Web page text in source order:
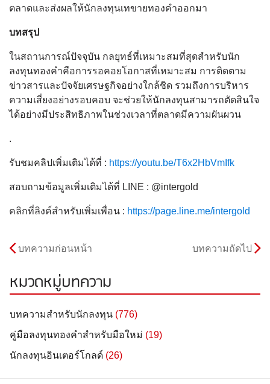
ตลาดและส่งผลให้นักลงทุนเทขายทองคำออกมา
บทสรุป
ในสถานการณ์ปัจจุบัน กลยุทธ์ที่เหมาะสมที่สุดสำหรับนัก
ลงทุนทองคำคือการรอคอยโอกาสที่เหมาะสม การติดตาม
ข่าวสารและปัจจัยเศรษฐกิจอย่างใกล้ชิด รวมถึงการบริหาร
ความเสี่ยงอย่างรอบคอบ จะช่วยให้นักลงทุนสามารถตัดสินใจ
ได้อย่างมีประสิทธิภาพในช่วงเวลาที่ตลาดมีความผันผวน
.
รับชมคลิปเพิ่มเติมได้ที่ : https://youtu.be/T6x2HbVmIfk
สอบถามข้อมูลเพิ่มเติมได้ที่ LINE : @intergold
คลิกที่ลิงค์สำหรับเพิ่มเพื่อน : https://page.line.me/intergold
บทความก่อนหน้า บทความถัดไป
หมวดหมู่บทความ
บทความสำหรับนักลงทุน (776)
คู่มือลงทุนทองคำสำหรับมือใหม่ (19)
นักลงทุนอินเตอร์โกลด์ (26)